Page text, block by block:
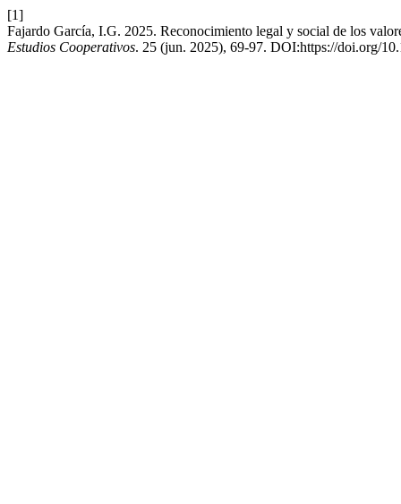
[1]
Fajardo García, I.G. 2025. Reconocimiento legal y social de los
Estudios Cooperativos. 25 (jun. 2025), 69-97. DOI:https://doi.org/